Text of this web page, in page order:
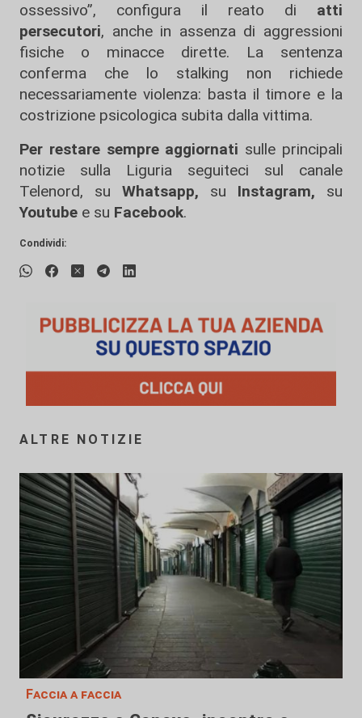
ossessivo”, configura il reato di atti
persecutori, anche in assenza di aggressioni
fisiche o minacce dirette. La sentenza
conferma che lo stalking non richiede
necessariamente violenza: basta il timore e la
costrizione psicologica subita dalla vittima.
Per restare sempre aggiornati sulle principali
notizie sulla Liguria seguiteci sul canale
Telenord, su
Whatsapp, su Instagram, su
Youtube e su Facebook.
Condividi:
ALTRE NOTIZIE
Faccia a faccia